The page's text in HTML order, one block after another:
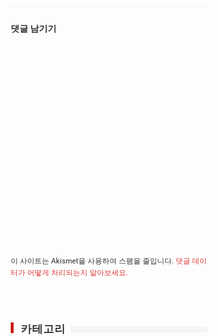
댓글 남기기
이 사이트는 Akismet을 사용하여 스팸을 줄입니다. 댓글 데이
터가 어떻게 처리되는지 알아보세요.
카테고리